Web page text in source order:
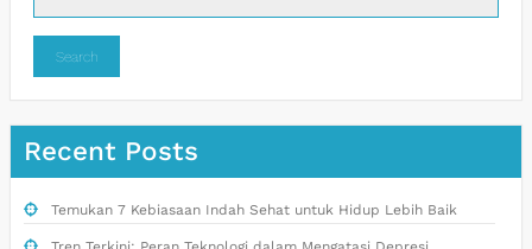
Search
Recent Posts
Temukan 7 Kebiasaan Indah Sehat untuk Hidup Lebih Baik